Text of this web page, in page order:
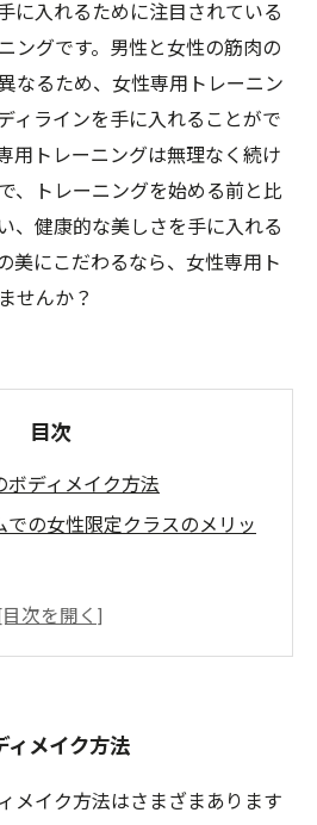
に入れるために注目されている
ングです。男性と女性の筋肉の
なるため、女性専用トレーニン
ィラインを手に入れることがで
用トレーニングは無理なく続け
、トレーニングを始める前と比
、健康的な美しさを手に入れる
美にこだわるなら、女性専用ト
せんか？
目次
ボディメイク方法
での女性限定クラスのメリッ
くための食事アドバイス
ィメイク方法
メイク方法はさまざまあります